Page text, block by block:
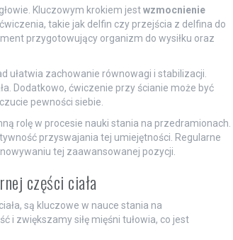
Kluczowym krokiem jestwzmocnienie
takie jak delfin czy przejścia z delfina do
przygotowujący organizm do wysiłku oraz
ułatwia zachowanie równowagi i stabilizacji.
Dodatkowo, ćwiczenie przy ścianie może być
pewności siebie.
rolę w procesie nauki stania na przedramionach.
przyswajania tej umiejętności. Regularne
tej zaawansowanej pozycji.
części ciała
są kluczowe w nauce stania na
i zwiększamy siłę mięśni tułowia, co jest